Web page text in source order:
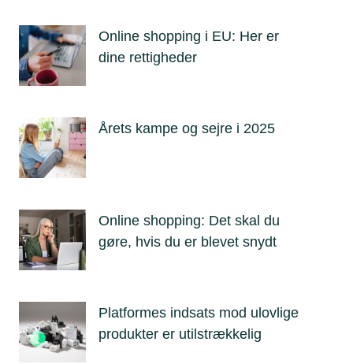
Online shopping i EU: Her er
dine rettigheder
Årets kampe og sejre i 2025
Online shopping: Det skal du
gøre, hvis du er blevet snydt
Platformes indsats mod ulovlige
produkter er utilstrækkelig